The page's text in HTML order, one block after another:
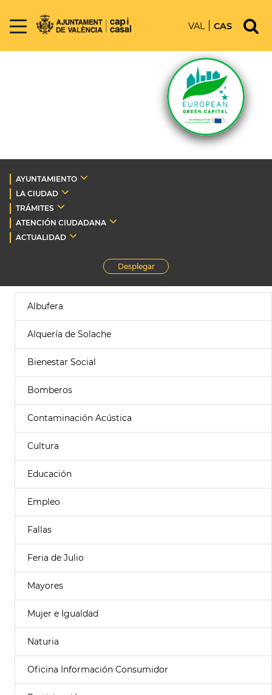
VAL CAS
AYUNTAMIENTO
LA CIUDAD
TRÁMITES
ATENCIÓN CIUDADANA
ACTUALIDAD
Desplegar
Albufera
Alquería de Solache
Bienestar Social
Bomberos
Contaminación Acústica
Cultura
Educación
Empleo
Fallas
Feria de Julio
Mayores
Mujer e Igualdad
Naturia
Oficina Información Consumidor